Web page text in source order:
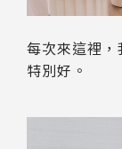
每次來這裡
特別好。